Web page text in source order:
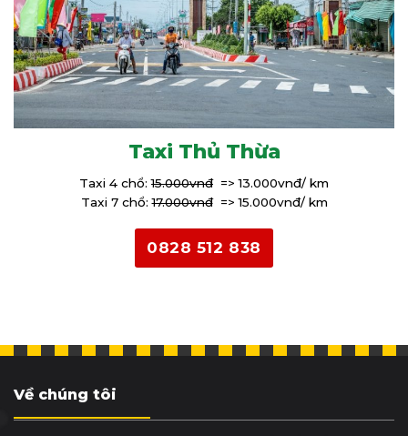
Taxi Thủ Thừa
Taxi 4 chổ:15.000vnđ=> 13.000vnđ/ km
Taxi 7 chổ:17.000vnđ=> 15.000vnđ/ km
0828 512 838
Về chúng tôi